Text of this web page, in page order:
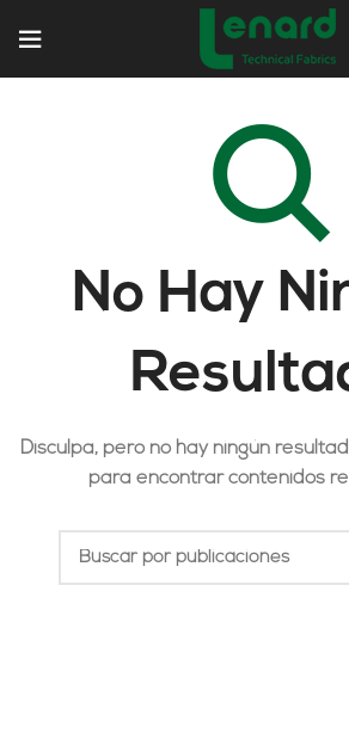
No Hay
Disculpa, pero no hay ningún
para encontrar contenidos